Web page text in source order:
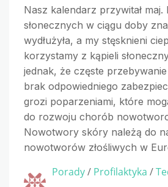
Nasz kalendarz przywitał maj.
słonecznych w ciągu doby
wydłużyła, a my stęsknieni
korzystamy z kąpieli
jednak, że częste
brak odpowiedniego
grozi poparzeniami, które
do rozwoju chorób
Nowotwory skóry należą do
nowotworów złośliwych w
Porady/ Profilaktyka /